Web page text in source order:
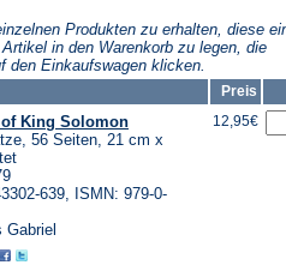
Tab)
Tab)
Tab)
Produkten zu erhalten, diese
in den Warenkorb zu legen, die
den Einkaufswagen klicken.
Preis
King Solomon
56 Seiten, 21 cm x
639, ISMN: 979-0-
Gabriel
12,95€